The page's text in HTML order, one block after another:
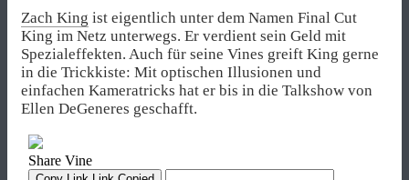
Zach King ist eigentlich unter dem Namen Final Cut
King im Netz unterwegs. Er verdient sein Geld mit
Spezialeffekten. Auch für seine Vines greift King gerne
in die Trickkiste: Mit optischen Illusionen und
einfachen Kameratricks hat er bis in die Talkshow von
Ellen DeGeneres geschafft.